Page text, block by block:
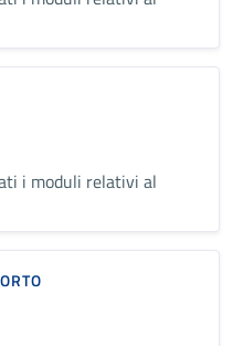
i moduli relativi al